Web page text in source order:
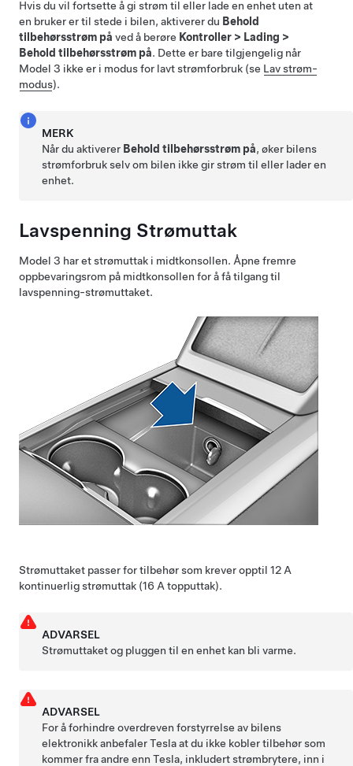
Hvis du vil fortsette å gi strøm til eller lade en enhet uten at
en bruker er til stede i bilen, aktiverer du Behold
tilbehørsstrøm på ved å berøre Kontroller > Lading >
Behold tilbehørsstrøm på. Dette er bare tilgjengelig når
Model 3 ikke er i modus for lavt strømforbruk (se Lav strøm-
modus).
MERK
Når du aktiverer Behold tilbehørsstrøm på, øker bilens
strømforbruk selv om bilen ikke gir strøm til eller lader en
enhet.
Lavspenning Strømuttak
Model 3 har et strømuttak i midtkonsollen. Åpne fremre
oppbevaringsrom på midtkonsollen for å få tilgang til
lavspenning-strømuttaket.
Strømuttaket passer for tilbehør som krever opptil 12 A
kontinuerlig strømuttak (16 A topputtak).
ADVARSEL
Strømuttaket og pluggen til en enhet kan bli varme.
ADVARSEL
For å forhindre overdreven forstyrrelse av bilens
elektronikk anbefaler Tesla at du ikke kobler tilbehør som
kommer fra andre enn Tesla, inkludert strømbrytere, inn i